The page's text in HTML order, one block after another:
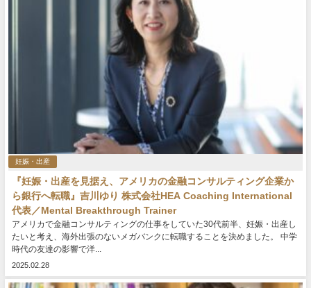
妊娠・出産
『妊娠・出産を見据え、アメリカの金融コンサルティング企業か
ら銀行へ転職』吉川ゆり 株式会社HEA Coaching International
代表／Mental Breakthrough Trainer
アメリカで金融コンサルティングの仕事をしていた30代前半、妊娠・出産し
たいと考え、海外出張のないメガバンクに転職することを決めました。 中学
時代の友達の影響で洋...
2025.02.28